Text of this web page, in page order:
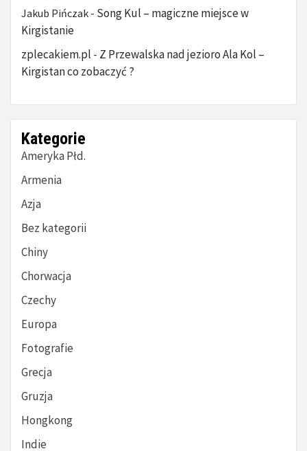
Jakub Pińczak - Song Kul – magiczne miejsce w
Kirgistanie
zplecakiem.pl - Z Przewalska nad jezioro Ala Kol –
Kirgistan co zobaczyć ?
Kategorie
Ameryka Płd.
Armenia
Azja
Bez kategorii
Chiny
Chorwacja
Czechy
Europa
Fotografie
Grecja
Gruzja
Hongkong
Indie